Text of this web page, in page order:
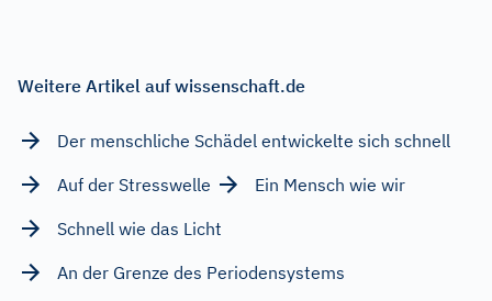
Weitere Artikel auf wissenschaft.de
Der menschliche Schädel entwickelte sich schnell
Auf der Stresswelle
Ein Mensch wie wir
Schnell wie das Licht
An der Grenze des Periodensystems